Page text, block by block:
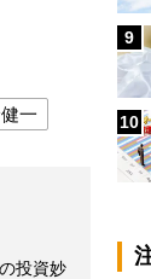
一
投資妙
9
10